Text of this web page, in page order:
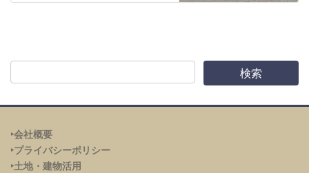
‣会社概要
‣プライバシーポリシー
‣土地・建物活用